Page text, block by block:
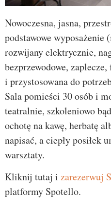
Nowoczesna, jasna,
podstawowe
rozwijany elektrycznie,
bezprzewodowe,
i przystosowana do
Sala pomieści 30 osób i
teatralnie, szkoleniowo
ochotę na kawę, herbatę
napisać, a ciepły posiłek
warsztaty.
Kliknij tutaj i zarezerwuj
platformy Spotello.